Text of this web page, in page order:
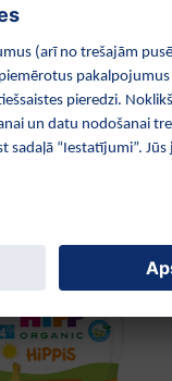
120ml
Āboli, Mellenes,